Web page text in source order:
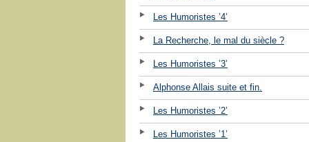
Les Humoristes ’4’
La Recherche, le mal du siècle ?
Les Humoristes ’3’
Alphonse Allais suite et fin.
Les Humoristes ’2’
Les Humoristes ’1’